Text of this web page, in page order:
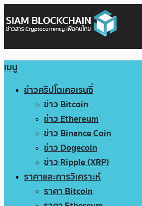
เมนู
ข่าวคริปโตเคอเรนซี่
ข่าว Bitcoin
ข่าว Ethereum
ข่าว Binance Coin
ข่าว Dogecoin
ข่าว Ripple (XRP)
ราคาและการวิเคราะห์
ราคา Bitcoin